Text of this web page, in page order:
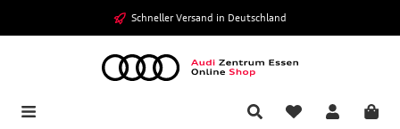
Zum Hauptinhalt springen Schneller Versand in Deutschland